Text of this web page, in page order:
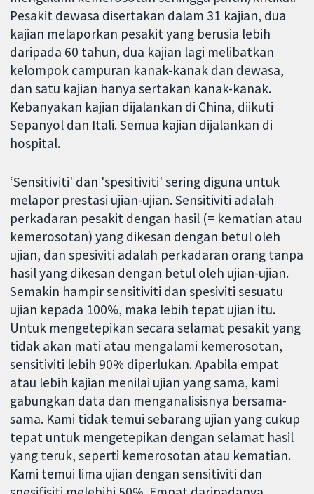
Pesakit dewasa disertakan dalam 31 kajian, dua
kajian melaporkan pesakit yang berusia lebih
daripada 60 tahun, dua kajian lagi melibatkan
kelompok campuran kanak-kanak dan dewasa,
dan satu kajian hanya sertakan kanak-kanak.
Kebanyakan kajian dijalankan di China, diikuti
Sepanyol dan Itali. Semua kajian dijalankan di
hospital.
‘Sensitiviti' dan 'spesitiviti' sering diguna untuk
melapor prestasi ujian-ujian. Sensitiviti adalah
perkadaran pesakit dengan hasil (= kematian atau
kemerosotan) yang dikesan dengan betul oleh
ujian, dan spesiviti adalah perkadaran orang tanpa
hasil yang dikesan dengan betul oleh ujian-ujian.
Semakin hampir sensitiviti dan spesiviti sesuatu
ujian kepada 100%, maka lebih tepat ujian itu.
Untuk mengetepikan secara selamat pesakit yang
tidak akan mati atau mengalami kemerosotan,
sensitiviti lebih 90% diperlukan. Apabila empat
atau lebih kajian menilai ujian yang sama, kami
gabungkan data dan menganalisisnya bersama-
sama. Kami tidak temui sebarang ujian yang cukup
tepat untuk mengetepikan dengan selamat hasil
yang teruk, seperti kemerosotan atau kematian.
Kami temui lima ujian dengan sensitiviti dan